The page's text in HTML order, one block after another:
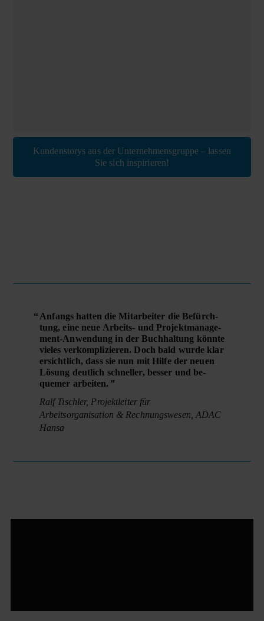
Kundenstorys aus der Unternehmensgruppe – lassen
Sie sich inspirieren!
Anfangs hatten die Mit­ar­bei­ter die Be­fürch­
tung, eine neue Ar­beits- und Pro­jekt­ma­nage­
ment-An­wen­dung in der Buch­halt­ung könnte
vieles ver­kom­plizieren. Doch bald wurde klar
er­sichtlich, dass sie nun mit Hilfe der neu­en
Lö­sung deut­lich schneller, besser und be­
quemer arbeiten.
Ralf Tischler, Projektleiter für
Arbeitsorganisation & Rechnungswesen, ADAC
Hansa